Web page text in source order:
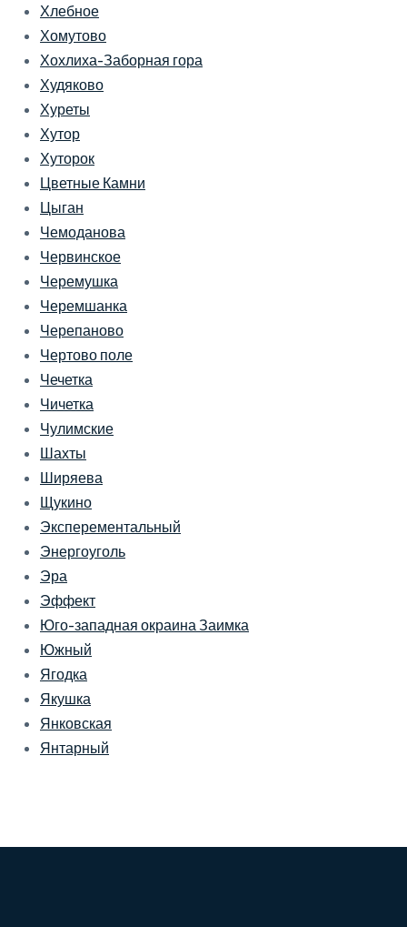
Хлебное
Хомутово
Хохлиха-Заборная гора
Худяково
Хуреты
Хутор
Хуторок
Цветные Камни
Цыган
Чемоданова
Червинское
Черемушка
Черемшанка
Черепаново
Чертово поле
Чечетка
Чичетка
Чулимские
Шахты
Ширяева
Щукино
Эксперементальный
Энергоуголь
Эра
Эффект
Юго-западная окраина Заимка
Южный
Ягодка
Якушка
Янковская
Янтарный